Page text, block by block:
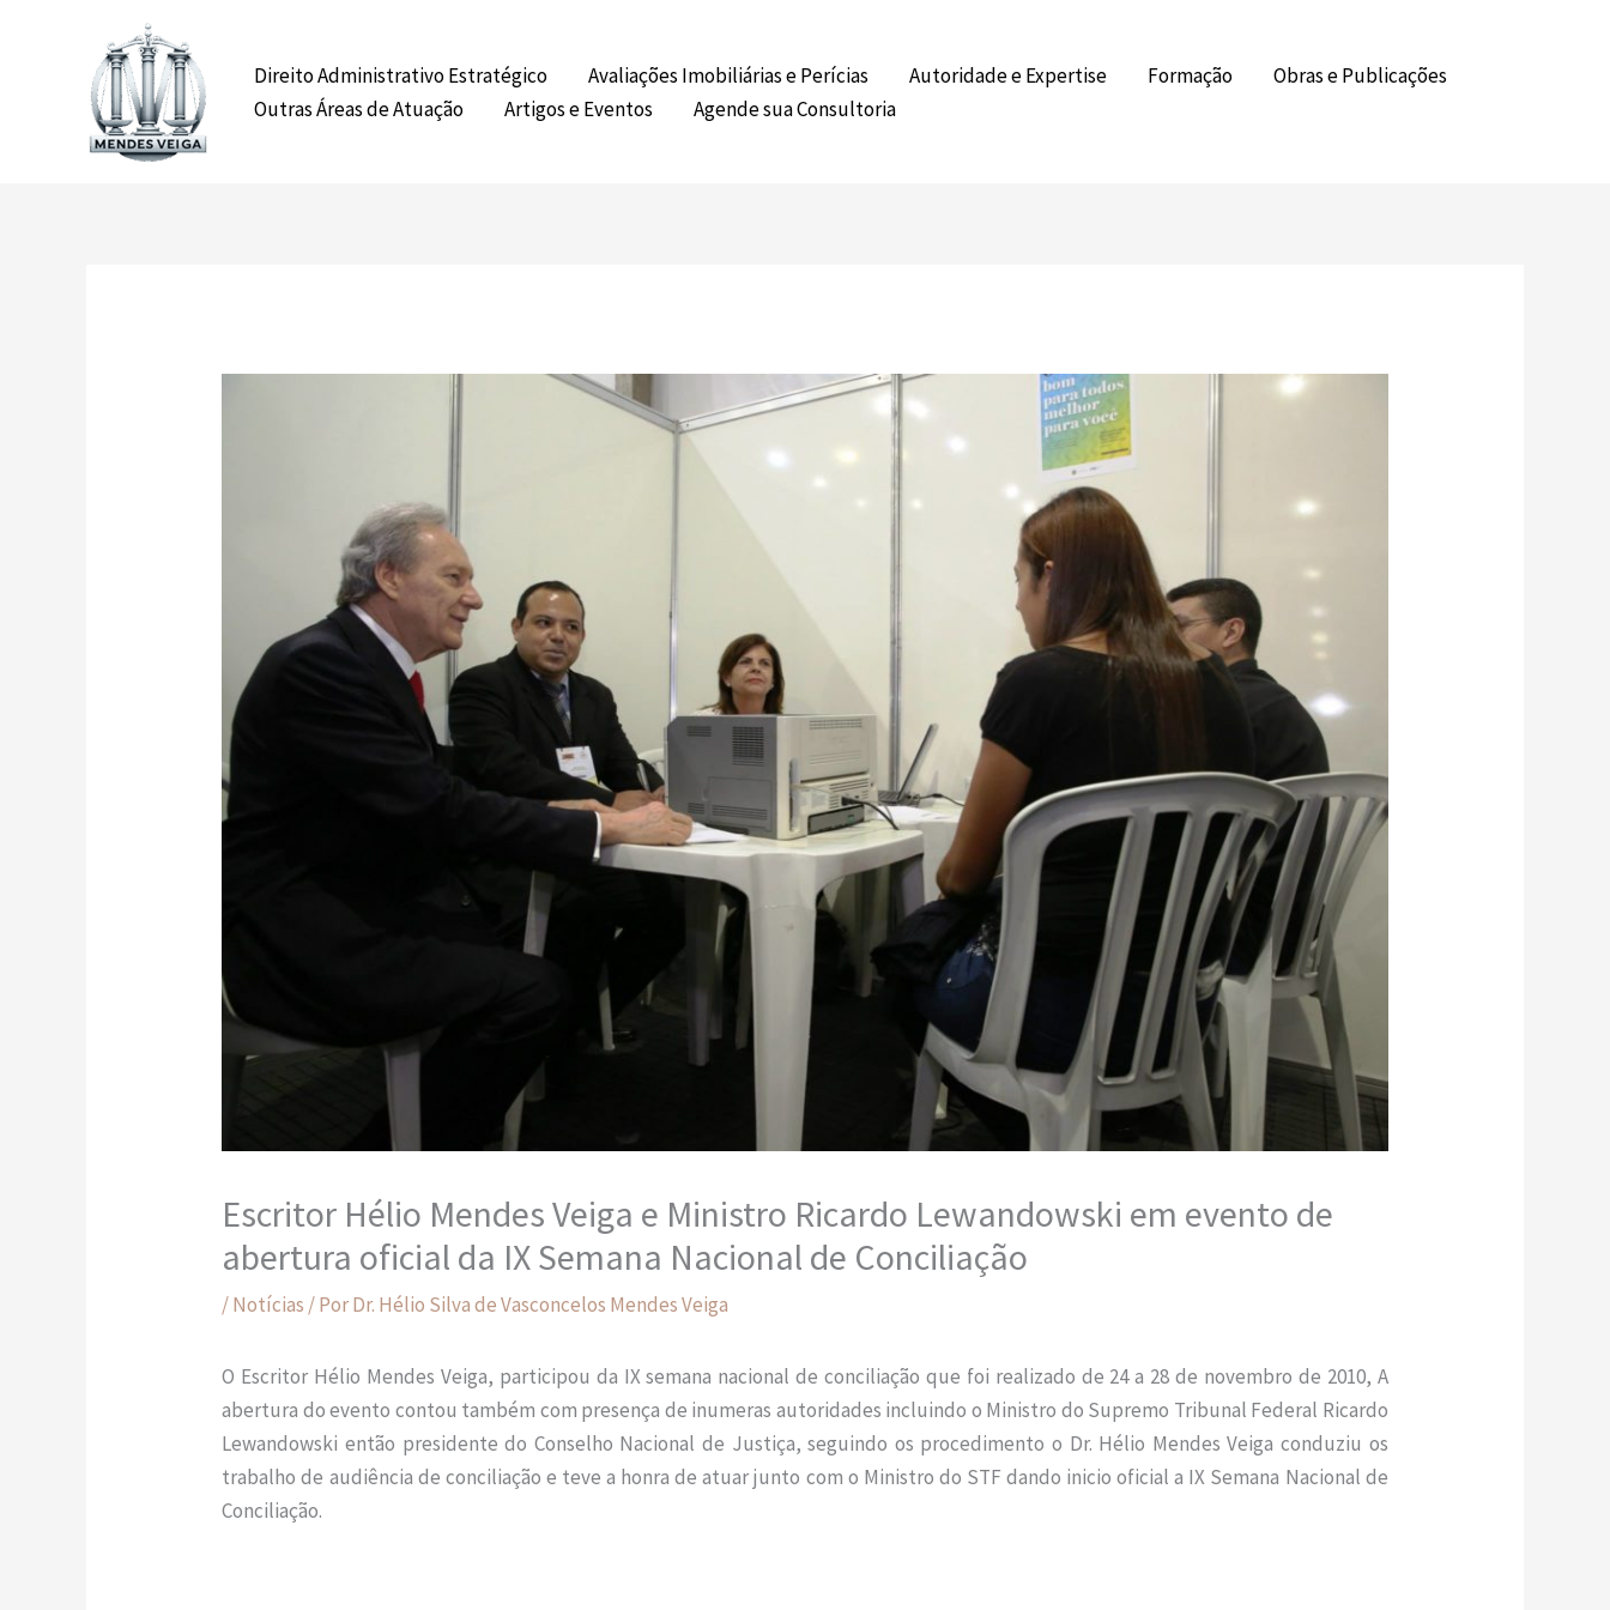
Direito Administrativo Estratégico Avaliações Imobiliárias e Perícias Autoridade e Expertise Formação
Obras e Publicações
Outras Áreas de Atuação
Artigos e Eventos Agende sua Consultoria
Escritor Hélio Mendes Veiga e Ministro Ricardo Lewandowski em evento de
abertura oficial da IX Semana Nacional de Conciliação
/Notícias / PorDr. Hélio Silva de Vasconcelos Mendes Veiga
O Escritor Hélio Mendes Veiga, participou da IX semana nacional de conciliação que foi realizado de 24 a 28 de novembro de 2010, A
abertura do evento contou também com presença de inumeras autoridades incluindo o Ministro do Supremo Tribunal Federal Ricardo
Lewandowski então presidente do Conselho Nacional de Justiça, seguindo os procedimento o Dr. Hélio Mendes Veiga conduziu os
trabalho de audiência de conciliação e teve a honra de atuar junto com o Ministro do STF dando inicio oficial a IX Semana Nacional de
Conciliação.